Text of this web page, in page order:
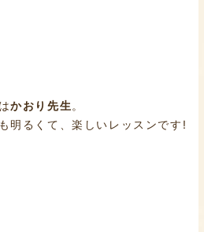
かおり先生 。
るくて、楽しいレッスンです!